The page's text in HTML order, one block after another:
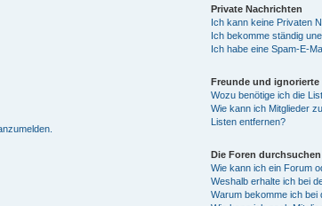
Private Nachrichten
Ich kann keine Privaten
Ich bekomme ständig
Ich habe eine Spam-E-
Freunde und ignorierte
Wozu benötige ich die
Wie kann ich Mitglieder
Listen entfernen?
Die Foren durchsuchen
Wie kann ich ein Forum
Weshalb erhalte ich bei
Warum bekomme ich bei